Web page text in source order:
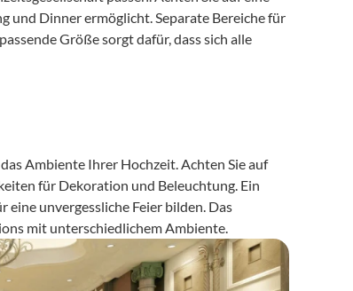
und Dinner ermöglicht. Separate Bereiche für
Größe sorgt dafür, dass sich alle
Ambiente Ihrer Hochzeit. Achten Sie auf
mit unterschiedlichem Ambiente.